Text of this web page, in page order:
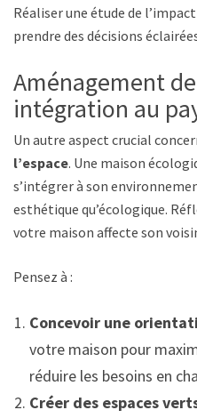
Réaliser une étude de
prendre des décisions
Aménagement
intégration au
Un autre aspect crucial
l’espace. Une maison
s’intégrer à son
esthétique qu’écologique.
votre maison affecte son
Pensez à :
Concevoir une
votre maison pour
réduire les besoins en
Créer des espaces